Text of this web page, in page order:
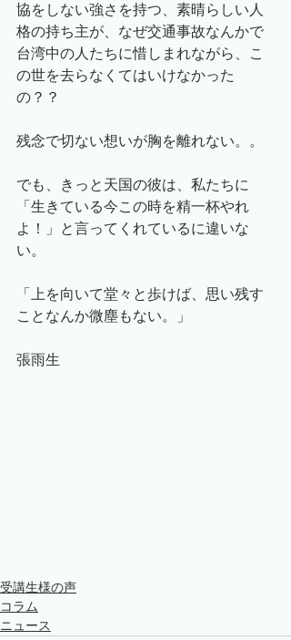
協をしない強さを持つ、素晴らしい人
格の持ち主が、なぜ交通事故なんかで
台湾中の人たちに惜しまれながら、こ
の世を去らなくてはいけなかった
の？？
残念で切ない想いが胸を離れない。。
でも、きっと天国の彼は、私たちに
「生きている今この時を精一杯やれ
よ！」と言ってくれているに違いな
い。
「上を向いて堂々と歩けば、思い残す
ことなんか微塵もない。」
張雨生
受講生様の声
コラム
ニュース